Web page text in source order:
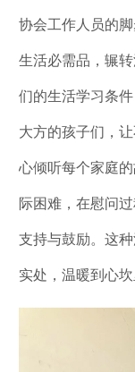
协会工作人员的
生活必需品，辗
们的生活学习条
大方的孩子们，
心倾听每个家庭
际困难，在慰问
支持与鼓励。这
实处，温暖到心坎